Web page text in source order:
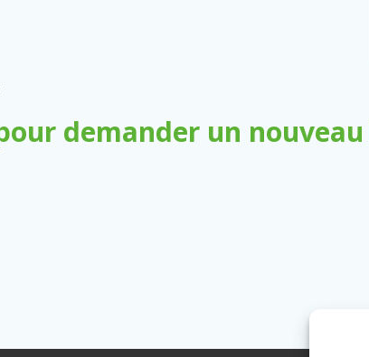
demander un